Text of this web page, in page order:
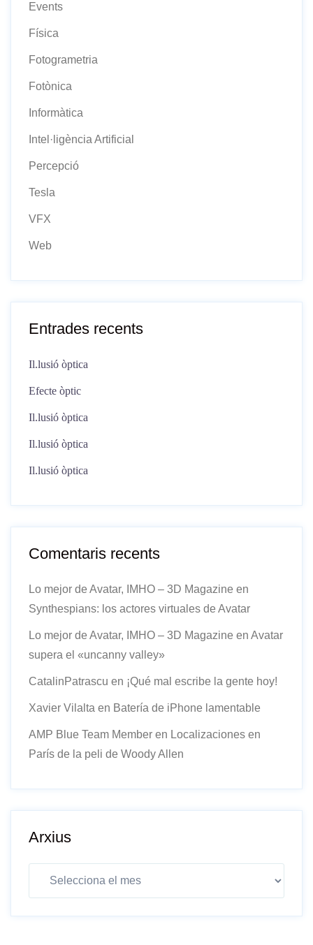
Events
Física
Fotogrametria
Fotònica
Informàtica
Intel·ligència Artificial
Percepció
Tesla
VFX
Web
Entrades recents
Il.lusió òptica
Efecte òptic
Il.lusió òptica
Il.lusió òptica
Il.lusió òptica
Comentaris recents
Lo mejor de Avatar, IMHO – 3D Magazine en
Synthespians: los actores virtuales de Avatar
Lo mejor de Avatar, IMHO – 3D Magazine en Avatar
supera el «uncanny valley»
CatalinPatrascu en ¡Qué mal escribe la gente hoy!
Xavier Vilalta en Batería de iPhone lamentable
AMP Blue Team Member en Localizaciones en
París de la peli de Woody Allen
Arxius